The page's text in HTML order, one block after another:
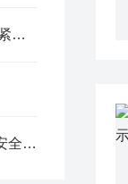
还不会操作视频红外测温仪的赶紧进来看看
GAXT-H气体检测仪：守护工业安全的忠诚卫士